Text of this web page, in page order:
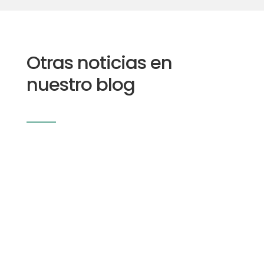
Otras noticias en
nuestro blog